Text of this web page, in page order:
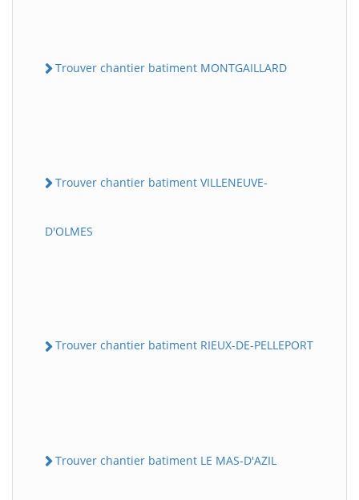
Trouver chantier batiment MONTGAILLARD
Trouver chantier batiment VILLENEUVE-
D'OLMES
Trouver chantier batiment RIEUX-DE-PELLEPORT
Trouver chantier batiment LE MAS-D'AZIL